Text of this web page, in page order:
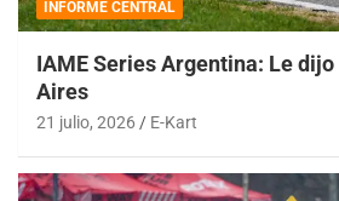
INFORME CENTRAL
IAME Series Argentina: Le
Aires
21 julio, 2026 E-Kart